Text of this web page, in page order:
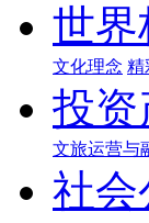
世界
文化理念 精
投资
文旅运营与
社会